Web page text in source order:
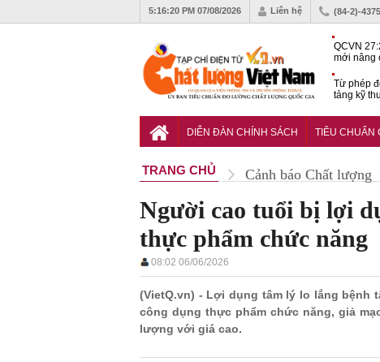
5:16:22 PM 07/08/2026 Liên hệ (84-2)-
QCVN
mới nâng
Từ phép
tảng kỹ
của quy
DIỄN ĐÀN CHÍNH SÁCH TIÊU CHUẨN
TRANG CHỦ Cảnh báo Chất lượng
Người cao tuổi bị lợi
thực phẩm chức năng
08:02 06/06/2026
(VietQ.vn) - Lợi dụng tâm lý lo lắng
công dụng thực phẩm chức năng, giả
lượng với giá cao.